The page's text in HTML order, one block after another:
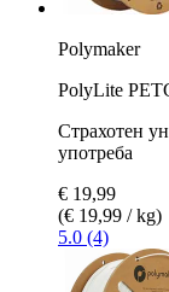
Polymaker
PolyLite
Страхотен
употреба
€ 19,99
(€ 19,99 / kg)
5.0 (4)